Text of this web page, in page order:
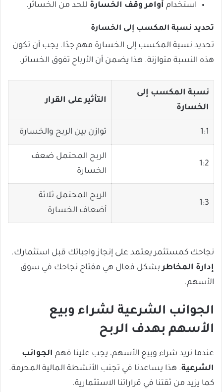
استخدام أوامر وقف الخسارة للحد من الخسائر.
تحديد نسبة المكسب إلى الخسارة
تحديد نسبة المكسب إلى الخسارة مهم جدًا. يجب أن تكون
هذه النسبة متوازنة. هذا يضمن أن الأرباح تفوق الخسائر.
نسبة المكسب إلى
الخسارة
التأثير على القرار
1:1 توازن بين الربح والخسارة
1:2
الربح المحتمل ضعف
الخسارة
1:3
الربح المحتمل ثلاثة
أضعاف الخسارة
نجاحك كمستثمر يعتمد على إنجاز واجباتك قبل استثمارك.
إدارة المخاطربشكل فعال هي مفتاح نجاحك في سوق
الأسهم.
الجوانب الشرعية لشراء وبيع
الأسهم بهدف الربح
عندما نريد شراء وبيع الأسهم، يجب علينا فهم الجوانب
الشرعية. هذا يساعدنا في تجنب الأنشطة المالية المحرمة.
كما يزيد من ثقتنا في قراراتنا الاستثمارية.